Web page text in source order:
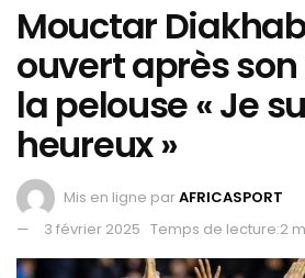
Mouctar
ouvert après
la pelouse « Je
heureux »
Mis en ligne parAFRICASPORT
3 février 2025 Temps de lecture:2